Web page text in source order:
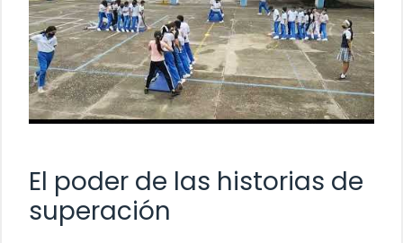
El poder de las historias de
superación